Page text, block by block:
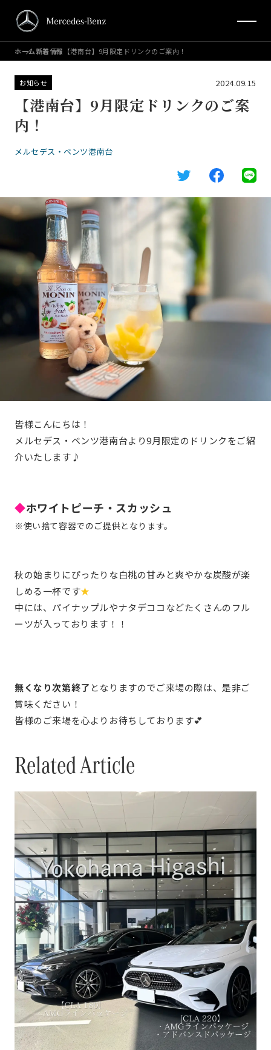
ホーム新着情報 【港南台】9月限定ドリンクのご案内！
お知らせ 2024.09.15
【港南台】9月限定ドリンクのご案
内！
メルセデス・ベンツ港南台
皆様こんにちは！
メルセデス・ベンツ港南台より9月限定のドリンクをご紹
介いたします♪
◆ホワイトピーチ・スカッシュ
※使い捨て容器でのご提供となります。
秋の始まりにぴったりな白桃の甘みと爽やかな炭酸が楽
しめる一杯です★
中には、パイナップルやナタデココなどたくさんのフル
ーツが入っております！！
無くなり次第終了となりますのでご来場の際は、是非ご
賞味ください！
皆様のご来場を心よりお待ちしております💕
Related Article